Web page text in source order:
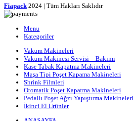
Fiapack 2024 | Tüm Hakları Saklıdır
Menu
Kategoriler
Vakum Makineleri
Vakum Makinesi Servisi – Bakımı
Kase Tabak Kapatma Makineleri
Maşa Tipi Poşet Kapama Makineleri
Shrink Filmleri
Otomatik Poşet Kapatma Makineleri
Pedallı Poşet Ağzı Yapıştırma Makineleri
İkinci El Ürünler